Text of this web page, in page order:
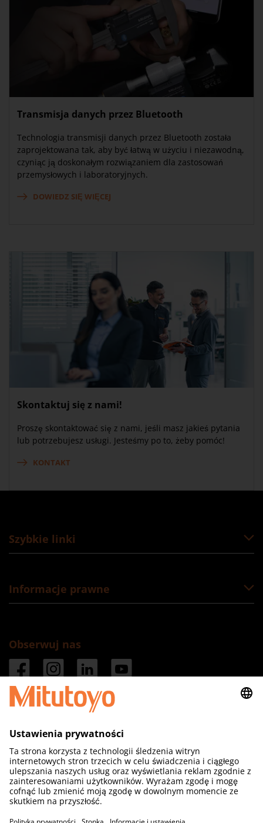
Transmisja danych przez Bluetooth
Technologia transmisji danych przez Bluetooth została
zaprojektowana tak, aby być łatwą w użyciu i niezawodną,
czyniąc ją doskonałym rozwiązaniem dla zastosowań
przemysłowych i laboratoryjnych.
DOWIEDZ SIĘ WIĘCEJ
Skontaktuj się z nami!
Proszę skontaktować się z nami, jeśli masz jakieś pytania
lub potrzebujesz usługi. Jesteśmy po to, żeby pomóc!
KONTAKT
Szybkie linki
Informacje prawne
Obserwuj nas
Mitutoyo Polska Sp. z o.o.
ul. Skrzypowa 1
54-530 Wrocław
Tel.: +48 71/354-83-50
Fax: +48 71/354-83-55